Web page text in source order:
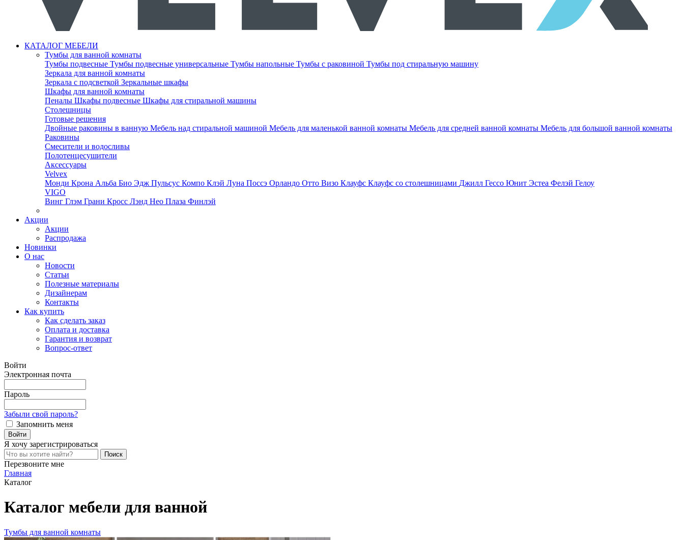
КАТАЛОГ МЕБЕЛИ
Тумбы для ванной комнаты
Тумбы подвесные Тумбы подвесные универсальные Тумбы напольные Тумбы с раковиной Тумбы под стиральную машину
Зеркала для ванной комнаты
Зеркала с подсветкой Зеркальные шкафы
Шкафы для ванной комнаты
Пеналы Шкафы подвесные Шкафы для стиральной машины
Столешницы
Готовые решения
Двойные раковины в ванную Мебель над стиральной машиной Мебель для маленькой ванной комнаты Мебель для средней ванной комнаты Мебель для большой ванной комнаты
Раковины
Смесители и водосливы
Полотенцесушители
Аксессуары
Velvex
Монди Крона Альба Био Эдж Пульсус Компо Клэй Луна Поссэ Орландо Отто Визо Клауфс Клауфс со столешницами Джилл Гессо Юнит Эстеа Фелэй Гелоу
VIGO
Винг Глэм Грани Кросс Лэнд Нео Плаза Финлэй
Акции
Акции
Распродажа
Новинки
О нас
Новости
Статьи
Полезные материалы
Дизайнерам
Контакты
Как купить
Как сделать заказ
Оплата и доставка
Гарантия и возврат
Вопрос-ответ
Войти
Электронная почта
Пароль
Забыли свой пароль?
Запомнить меня
Я хочу зарегистрироваться
Перезвоните мне
Главная
Каталог
Каталог мебели для ванной
Тумбы для ванной комнаты